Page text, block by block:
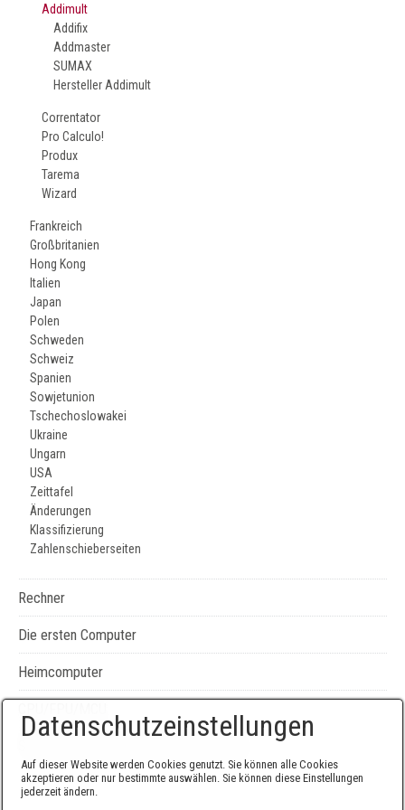
Addimult
Addifix
Addmaster
SUMAX
Hersteller Addimult
Correntator
Pro Calculo!
Produx
Tarema
Wizard
Frankreich
Großbritanien
Hong Kong
Italien
Japan
Polen
Schweden
Schweiz
Spanien
Sowjetunion
Tschechoslowakei
Ukraine
Ungarn
USA
Zeittafel
Änderungen
Klassifizierung
Zahlenschieberseiten
Rechner
Die ersten Computer
Heimcomputer
Datenschutzeinstellungen
Auf dieser Website werden Cookies genutzt. Sie können alle Cookies
akzeptieren oder nur bestimmte auswählen. Sie können diese Einstellungen
jederzeit ändern.